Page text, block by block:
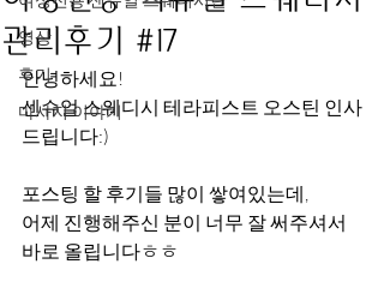
영상
후기
마사지 이야기
관리후기 #17
안녕하세요!
센슈얼 스웨디시 테라피스트 오스틴 인사
드립니다:)
포스팅 할 후기들 많이 쌓여있는데,
어제 진행해주신 분이 너무 잘 써주셔서
바로 올립니다ㅎㅎ